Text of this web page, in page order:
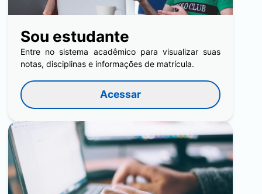
Sou estudante
Entre no sistema acadêmico para visualizar suas
notas, disciplinas e informações de matrícula.
Acessar